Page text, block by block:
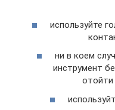
используйте
ни в коем
инструмент
отойти